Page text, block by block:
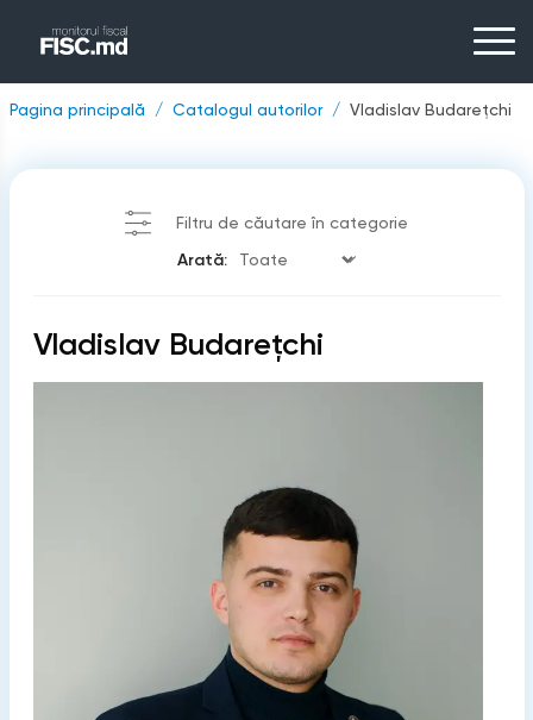
Pagina principală Catalogul autorilor Vladislav Budarețchi
Filtru de căutare în categorie
Arată:
Vladislav Budarețchi